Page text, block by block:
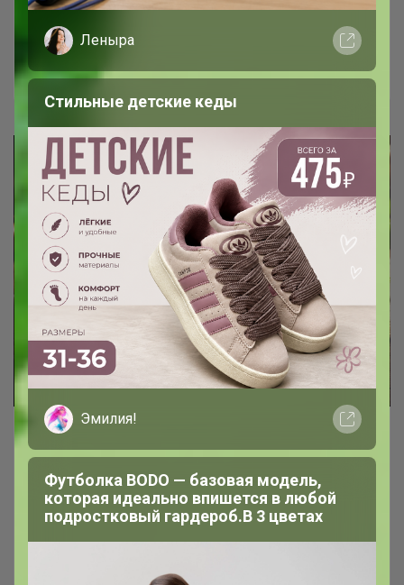
Только оригиналы
СКИДКИ до 50%
Свежие грибочки из Белоруссии
- шампиньоны д/гриля
- мини-шампиньончики
Леныра
Стильные детские кеды
Эмилия!
Футболка BODO — базовая модель,
которая идеально впишется в любой
подростковый гардероб.В 3 цветах